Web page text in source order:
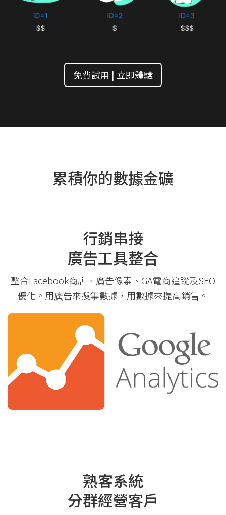
免費試用 | 立即體驗
累積你的數據金礦
行銷串接
廣告工具整合
整合Facebook商店、廣告像素、GA電商追蹤及SEO
優化。用廣告來搜集數據，用數據來提高銷售。
熟客系統
分群經營客戶